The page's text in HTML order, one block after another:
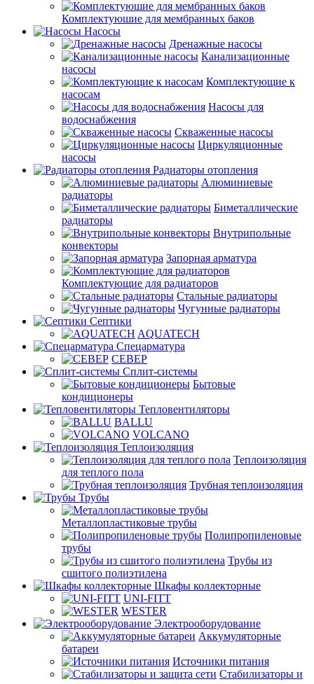
Комплектуюшие для мембранных баков
Насосы
Дренажные насосы
Канализационные
насосы
Комплектующие к
насосам
Насосы для
водоснабжения
Скваженные насосы
Циркуляционные
насосы
Радиаторы отопления
Алюминиевые
радиаторы
Биметаллические
радиаторы
Внутрипольные
конвекторы
Запорная арматура
Комплектующие для радиаторов
Стальные радиаторы
Чугунные радиаторы
Септики
AQUATECH
Спецарматура
СЕВЕР
Сплит-системы
Бытовые
кондиционеры
Тепловентиляторы
BALLU
VOLCANO
Теплоизоляция
Теплоизоляция
для теплого пола
Трубная теплоизоляция
Трубы
Металлопластиковые трубы
Полипропиленовые
трубы
Трубы из
сшитого полиэтилена
Шкафы коллекторные
UNI-FITT
WESTER
Электрооборудование
Аккумуляторные
батареи
Источники питания
Стабилизаторы и